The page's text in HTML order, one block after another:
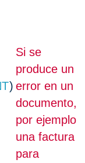
)
Si se
produce un
error en un
documento,
por ejemplo
una factura
para